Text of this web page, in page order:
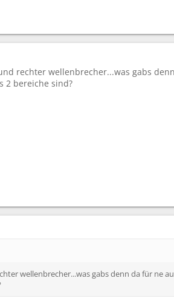
rechter wellenbrecher...was gabs
2 bereiche sind?
wellenbrecher...was gabs denn da für ne